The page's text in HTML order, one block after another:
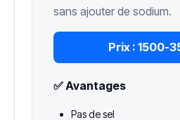
sans ajouter de sodium.
Prix : 1500-
✅ Avantages
Pas de sel